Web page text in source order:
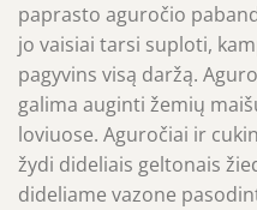
paprasto aguročio
jo vaisiai tarsi suploti,
pagyvins visą daržą.
galima auginti žemių
loviuose. Aguročiai ir
žydi dideliais geltonais
dideliame vazone